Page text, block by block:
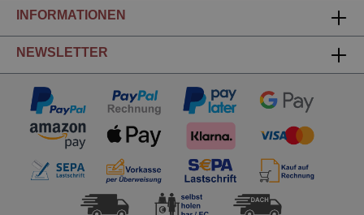
INFORMATIONEN
NEWSLETTER